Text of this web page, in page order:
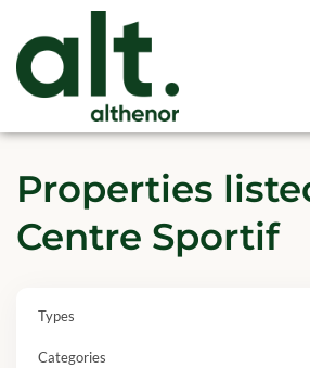
Properties
Centre Sportif
Types
Categories